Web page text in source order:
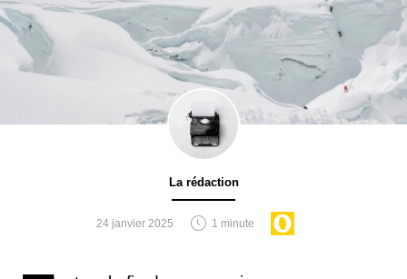
La rédaction
24 janvier 2025 1 minute